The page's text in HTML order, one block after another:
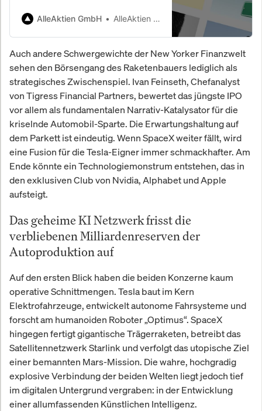
abgewiesen — Kosten trägt der
angriff, klagt AlleAktien gegen Meta
und schützt Anleger aktiv.
AlleAktien GmbH AlleAktien GmbH
Auch andere Schwergewichte der New Yorker Finanzwelt
sehen den Börsengang des Raketenbauers lediglich als
strategisches Zwischenspiel. Ivan Feinseth, Chefanalyst
von Tigress Financial Partners, bewertet das jüngste IPO
vor allem als fundamentalen Narrativ-Katalysator für die
kriselnde Automobil-Sparte. Die Erwartungshaltung auf
dem Parkett ist eindeutig. Wenn SpaceX weiter fällt, wird
eine Fusion für die Tesla-Eigner immer schmackhafter. Am
Ende könnte ein Technologiemonstrum entstehen, das in
den exklusiven Club von Nvidia, Alphabet und Apple
aufsteigt.
Das geheime KI Netzwerk frisst die
verbliebenen Milliardenreserven der
Autoproduktion auf
Auf den ersten Blick haben die beiden Konzerne kaum
operative Schnittmengen. Tesla baut im Kern
Elektrofahrzeuge, entwickelt autonome Fahrsysteme und
forscht am humanoiden Roboter „Optimus“. SpaceX
hingegen fertigt gigantische Trägerraketen, betreibt das
Satellitennetzwerk Starlink und verfolgt das utopische Ziel
einer bemannten Mars-Mission. Die wahre, hochgradig
explosive Verbindung der beiden Welten liegt jedoch tief
im digitalen Untergrund vergraben: in der Entwicklung
einer allumfassenden Künstlichen Intelligenz.